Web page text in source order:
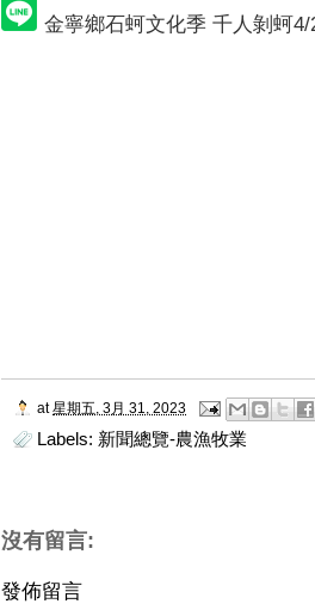
金寧鄉石蚵文化季 千人剝蚵
at 星期五, 3月 31, 2023
Labels: 新聞總覽-農漁牧業
沒有留言:
發佈留言